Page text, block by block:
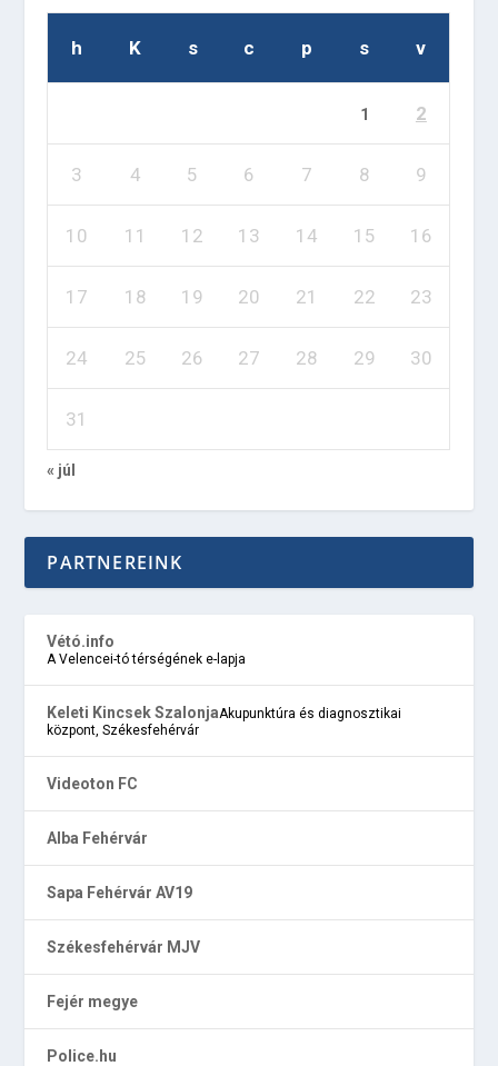
h K s c p s v
1 2
3 4 5 6 7 8 9
10 11 12 13 14 15 16
17 18 19 20 21 22 23
24 25 26 27 28 29 30
31
« júl
PARTNEREINK
Vétó.info
A Velencei-tó térségének e-lapja
Keleti Kincsek SzalonjaAkupunktúra és diagnosztikai
központ, Székesfehérvár
Videoton FC
Alba Fehérvár
Sapa Fehérvár AV19
Székesfehérvár MJV
Fejér megye
Police.hu